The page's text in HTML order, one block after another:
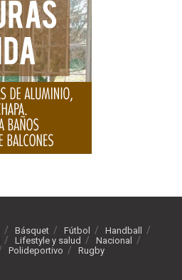
Básquet Fútbol
Handball
Lifestyle y salud
Nacional
Polideportivo Rugby